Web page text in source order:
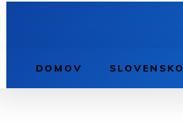
DOMOV SLOVENSKO